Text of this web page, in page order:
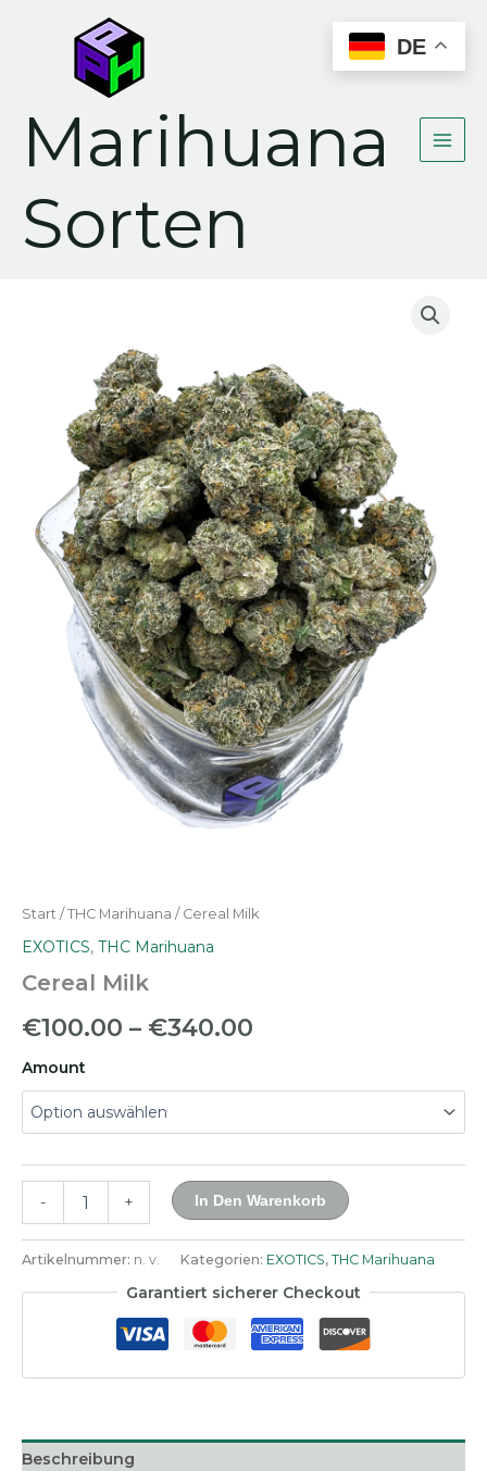
Marihuana
Sorten
Start / THC Marihuana / Cereal Milk
EXOTICS, THC Marihuana
Cereal Milk
€100.00 – €340.00
Amount
- + In Den Warenkorb
Artikelnummer: n. v. Kategorien: EXOTICS, THC Marihuana
Garantiert sicherer Checkout
Beschreibung
DE